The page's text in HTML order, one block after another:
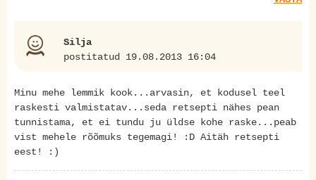
Silja
postitatud 19.08.2013 16:04
Minu mehe lemmik kook...arvasin, et kodusel teel
raskesti valmistatav...seda retsepti nähes pean
tunnistama, et ei tundu ju üldse kohe raske...peab
vist mehele rõõmuks tegemagi! :D Aitäh retsepti
eest! :)